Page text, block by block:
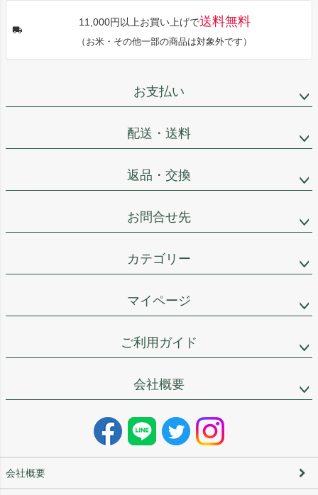
11,000円以上お買い上げで送料無料
（お米・その他一部の商品は対象外です）
お支払い
配送・送料
返品・交換
お問合せ先
カテゴリー
マイページ
ご利用ガイド
会社概要
会社概要